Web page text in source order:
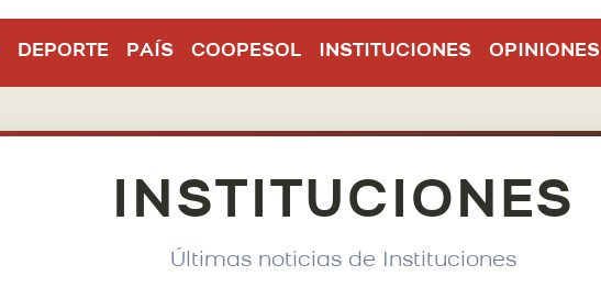
DEPORTE PAÍS COOPESOL INSTITUCIONES OPINIONES
INSTITUCIONES
Últimas noticias de Instituciones